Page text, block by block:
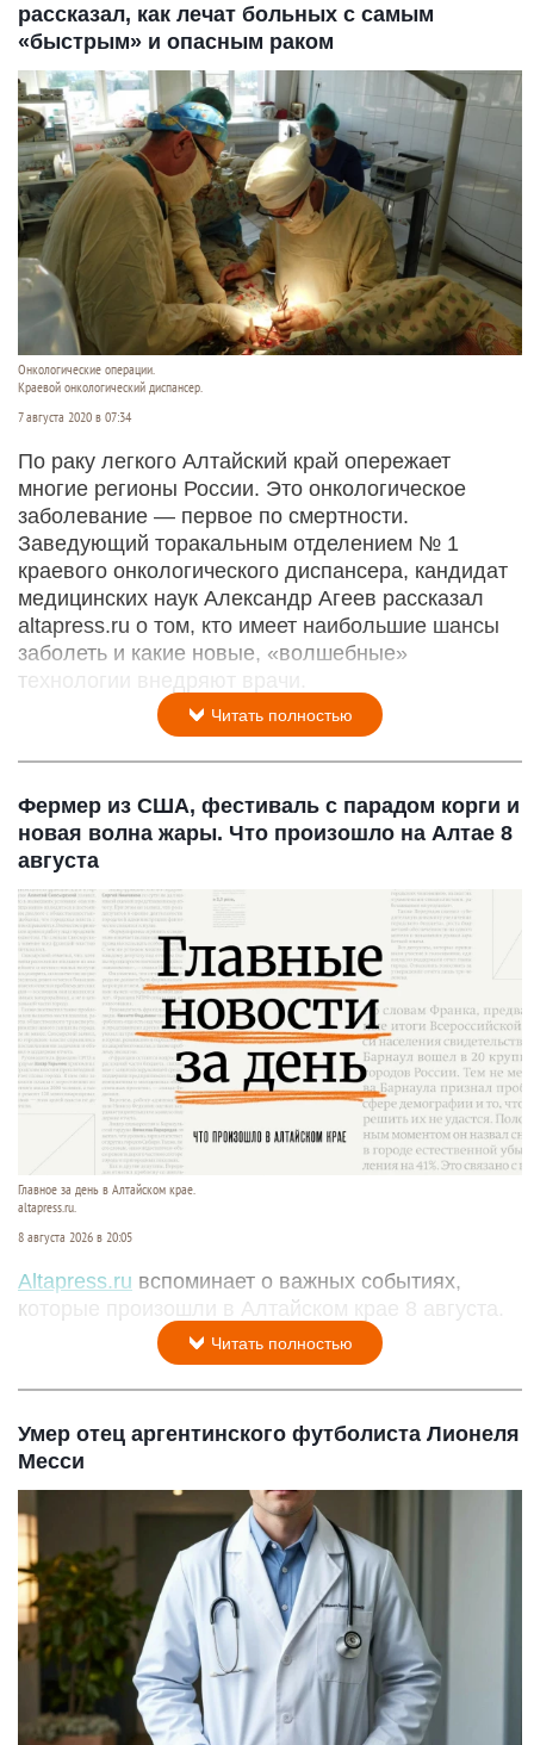
рассказал, как лечат больных с самым
«быстрым» и опасным раком
Онкологические операции.
Краевой онкологический диспансер.
7 августа 2020 в 07:34
По раку легкого Алтайский край опережает
многие регионы России. Это онкологическое
заболевание — первое по смертности.
Заведующий торакальным отделением № 1
краевого онкологического диспансера, кандидат
медицинских наук Александр Агеев рассказал
altapress.ru о том, кто имеет наибольшие шансы
заболеть и какие новые, «волшебные»
технологии внедряют врачи.
Читать полностью
Фермер из США, фестиваль с парадом корги и
новая волна жары. Что произошло на Алтае 8
августа
Главное за день в Алтайском крае.
altapress.ru.
8 августа 2026 в 20:05
Altapress.ru вспоминает о важных событиях,
которые произошли в Алтайском крае 8 августа.
Читать полностью
Умер отец аргентинского футболиста Лионеля
Месси